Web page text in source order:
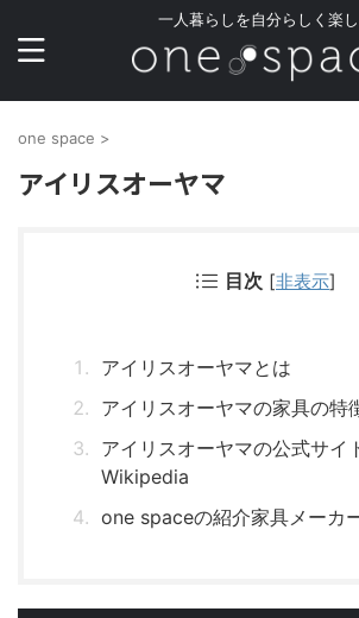
一人暮らしを自分らしく楽
one space >
アイリスオーヤマ
目次 [非表示]
アイリスオーヤマとは
アイリスオーヤマの家具の特
アイリスオーヤマの公式サイ
Wikipedia
one spaceの紹介家具メーカ